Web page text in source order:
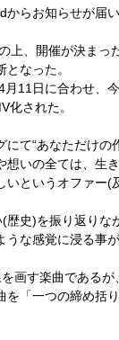
らお知らせが届い
上、 開催が決まっ
なった。
月 11 日に合わせ、
化された。
にて“あなただけの
いの全ては、生
いというオファー(
(歴史)を振り返りな
な感覚に浸る事が
画す楽曲である
「一つの締め括